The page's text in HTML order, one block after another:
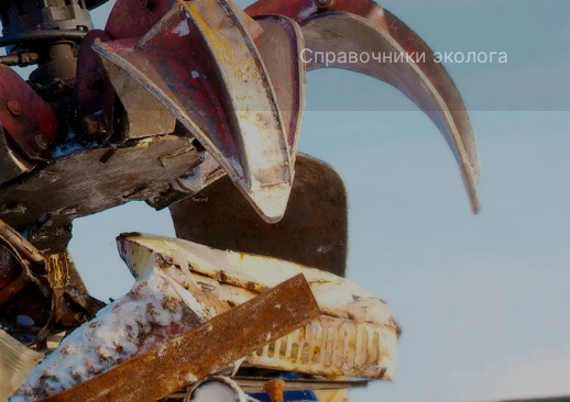
Справочники эколога